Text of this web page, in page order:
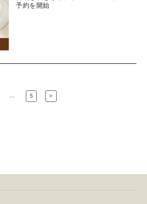
予約を開始
… 5 >